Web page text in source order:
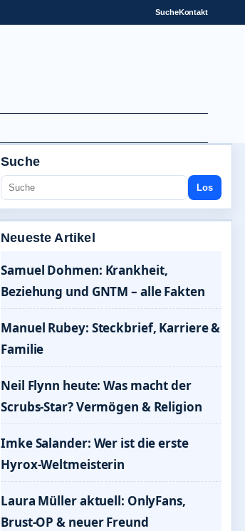
SucheKontakt
Suche
Los
Neueste Artikel
Samuel Dohmen: Krankheit,
Beziehung und GNTM – alle Fakten
Manuel Rubey: Steckbrief, Karriere &
Familie
Neil Flynn heute: Was macht der
Scrubs-Star? Vermögen & Religion
Imke Salander: Wer ist die erste
Hyrox-Weltmeisterin
Laura Müller aktuell: OnlyFans,
Brust-OP & neuer Freund